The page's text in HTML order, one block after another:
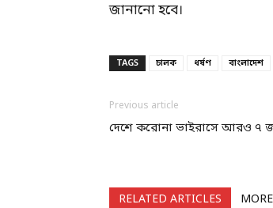
জানানো হবে।
TAGS চালক ধর্ষণ বাংলাদেশ
Previous article
দেশে করোনা ভাইরাসে আরও ৭
RELATED ARTICLES